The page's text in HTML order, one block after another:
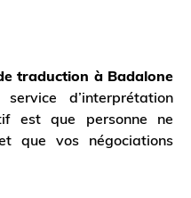
traduction à Badalone
d’interprétation
est que personne ne
que vos négociations